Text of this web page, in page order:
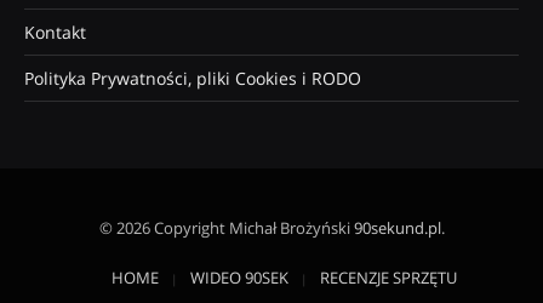
Kontakt
Polityka Prywatności, pliki Cookies i RODO
© 2026 Copyright Michał Brożyński90sekund.pl.
HOME WIDEO 90SEK
RECENZJE SPRZĘTU